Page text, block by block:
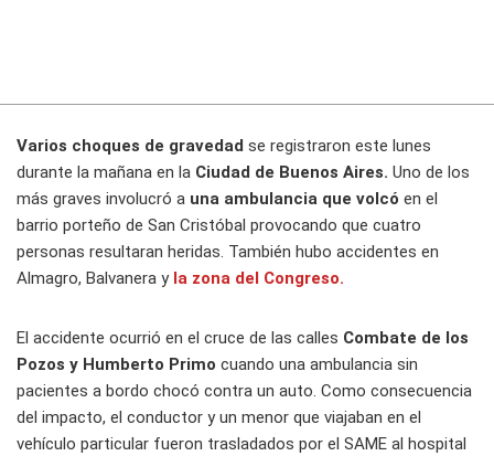
Varios choques de gravedad se registraron este lunes
durante la mañana en la Ciudad de Buenos Aires. Uno de los
más graves involucró a una ambulancia que volcó en el
barrio porteño de San Cristóbal provocando que cuatro
personas resultaran heridas. También hubo accidentes en
Almagro, Balvanera y la zona del Congreso.
El accidente ocurrió en el cruce de las calles Combate de los
Pozos y Humberto Primo cuando una ambulancia sin
pacientes a bordo chocó contra un auto. Como consecuencia
del impacto, el conductor y un menor que viajaban en el
vehículo particular fueron trasladados por el SAME al hospital